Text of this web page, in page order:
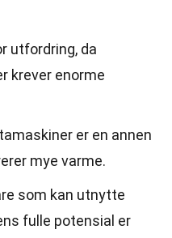
utfordring, da
krever enorme
er en annen
mye varme.
som kan utnytte
fulle potensial er